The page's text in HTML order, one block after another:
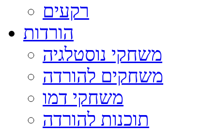
רקעים
הורדות
משחקי נוסטלגיה
משחקים להורדה
משחקי דמו
תוכנות להורדה